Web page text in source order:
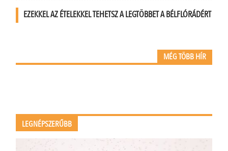
EZEKKEL AZ ÉTELEKKEL TEHETSZ A LEGTÖBBET A BÉLFLÓRÁDÉRT
MÉG TÖBB HÍR
LEGNÉPSZERŰBB